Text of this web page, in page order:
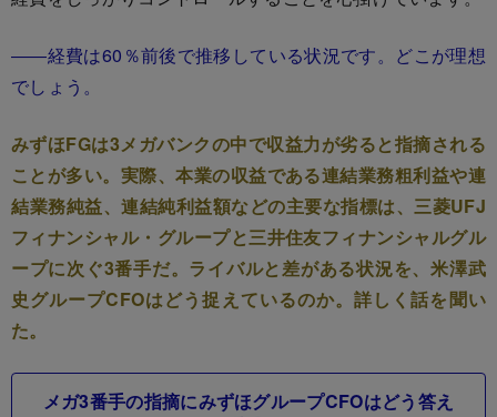
――経費は60％前後で推移している状況です。どこが理想
でしょう。
みずほFGは3メガバンクの中で収益力が劣ると指摘される
ことが多い。実際、本業の収益である連結業務粗利益や連
結業務純益、連結純利益額などの主要な指標は、三菱UFJ
フィナンシャル・グループと三井住友フィナンシャルグル
ープに次ぐ3番手だ。ライバルと差がある状況を、米澤武
史グループCFOはどう捉えているのか。詳しく話を聞い
た。
メガ3番手の指摘にみずほグループCFOはどう答え